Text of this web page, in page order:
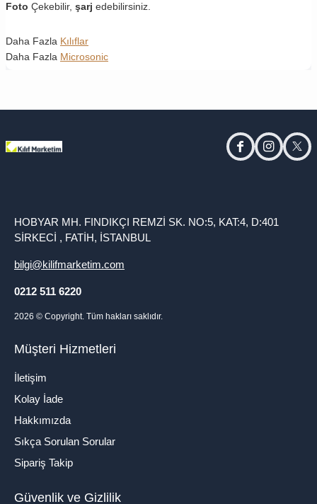
Foto Çekebilir, şarj edebilirsiniz.
Daha Fazla Kılıflar
Daha Fazla Microsonic
facebookinstagram
HOBYAR MH. FINDIKÇI REMZİ SK. NO:5, KAT:4, D:401
SİRKECİ , FATİH, İSTANBUL
bilgi@kilifmarketim.com
0212 511 6220
2026 © Copyright. Tüm hakları saklıdır.
Müşteri Hizmetleri
İletişim
Kolay İade
Hakkımızda
Sıkça Sorulan Sorular
Sipariş Takip
Güvenlik ve Gizlilik